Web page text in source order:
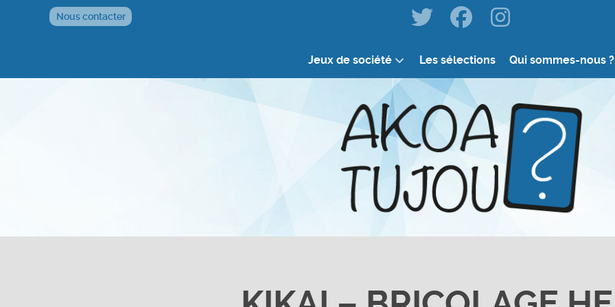
Nous contacter
Jeux de société Les sélections Qui sommes-nous ?